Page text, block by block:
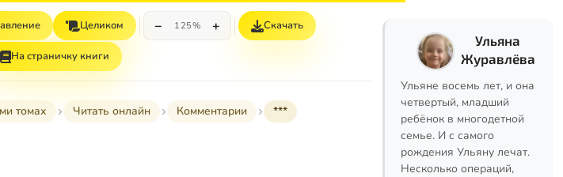
Целиком − 125% + Скачать
На страничку книги
томах Читать онлайн Комментарии ***
Ульяна
Журавлёва
Ульяне восемь лет, и она
четвертый, младший
ребёнок в многодетной
семье. И с самого
рождения Ульяну лечат.
Несколько операций,